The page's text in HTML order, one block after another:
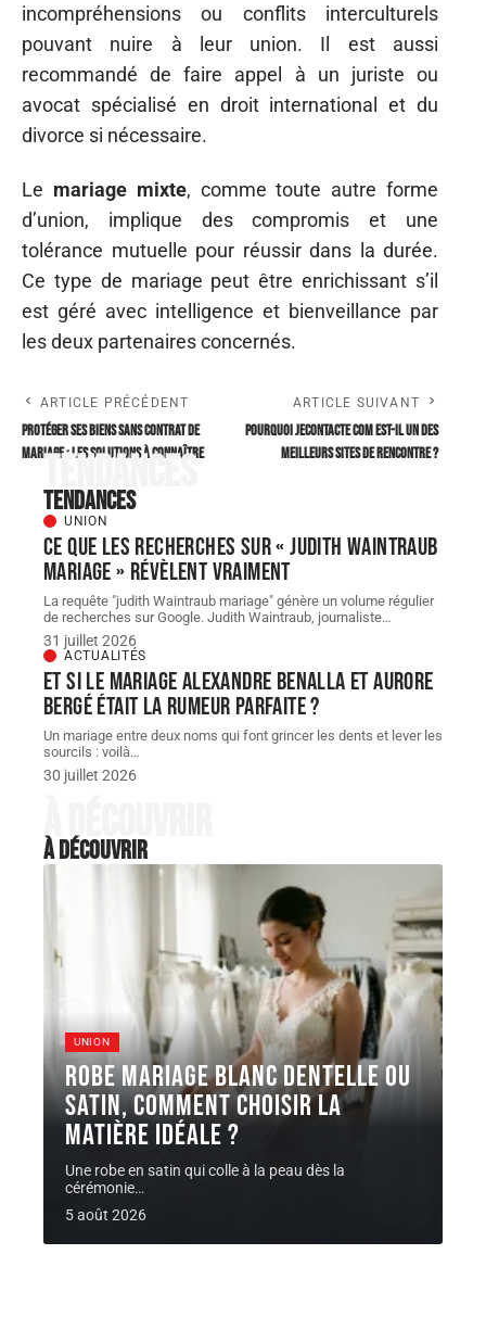
incompréhensions ou conflits interculturels
pouvant nuire à leur union. Il est aussi
recommandé de faire appel à un juriste ou
avocat spécialisé en droit international et du
divorce si nécessaire.
Le mariage mixte, comme toute autre forme
d’union, implique des compromis et une
tolérance mutuelle pour réussir dans la durée.
Ce type de mariage peut être enrichissant s’il
est géré avec intelligence et bienveillance par
les deux partenaires concernés.
ARTICLE PRÉCÉDENT
Protéger ses biens sans contrat de
mariage : les solutions à connaître
ARTICLE SUIVANT
Pourquoi jecontacte com est-il un des
meilleurs sites de rencontre ?
Tendances
Tendances
UNION
Ce que les recherches sur « judith Waintraub
mariage » révèlent vraiment
La requête "judith Waintraub mariage" génère un volume régulier
de recherches sur Google. Judith Waintraub, journaliste…
31 juillet 2026
ACTUALITÉS
Et si le Mariage Alexandre Benalla et Aurore
Bergé était la rumeur parfaite ?
Un mariage entre deux noms qui font grincer les dents et lever les
sourcils : voilà…
30 juillet 2026
À découvrir
À découvrir
UNION
Robe Mariage blanc dentelle ou
satin, comment choisir la
matière idéale ?
Une robe en satin qui colle à la peau dès la
cérémonie…
5 août 2026